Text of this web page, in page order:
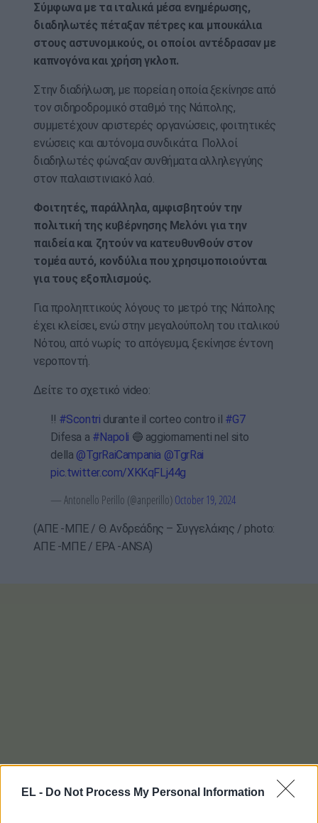
EL - Do Not Process My Personal Information
Σύμφωνα με τα ιταλικά μέσα ενημέρωσης,
διαδηλωτές πέταξαν πέτρες και μπουκάλια
στους αστυνομικούς, οι οποίοι αντέδρασαν με
καπνογόνα και χρήση γκλοπ.
Στην διαδήλωση, με πορεία η οποία ξεκίνησε από
τον σιδηροδρομικό σταθμό της Νάπολης,
συμμετέχουν αριστερές οργανώσεις, φοιτητικές
ενώσεις και αυτόνομα συνδικάτα. Πολλοί
διαδηλωτές φώναξαν συνθήματα αλληλεγγύης
στον παλαιστινιακό λαό.
Φοιτητές, παράλληλα, αμφισβητούν την
πολιτική της κυβέρνησης Μελόνι για την
παιδεία και ζητούν να κατευθυνθούν στον
τομέα αυτό, κονδύλια που χρησιμοποιούνται
για τους εξοπλισμούς.
Για προληπτικούς λόγους το μετρό της Νάπολης
έχει κλείσει, ενώ στην μεγαλούπολη του ιταλικού
Νότου, από νωρίς το απόγευμα, ξεκίνησε έντονη
νεροποντή.
Δείτε το σχετικό video:
‼️ #Scontri durante il corteo contro il #G7
Difesa a #Napoli 🔵 aggiornamenti nel sito
della @TgrRaiCampania @TgrRai
pic.twitter.com/XKKqFLj44g
— Antonello Perillo (@anperillo)October 19, 2024
(ΑΠΕ -ΜΠΕ / Θ. Ανδρεάδης – Συγγελάκης / photo:
ΑΠΕ -ΜΠΕ / EPA -ANSA)